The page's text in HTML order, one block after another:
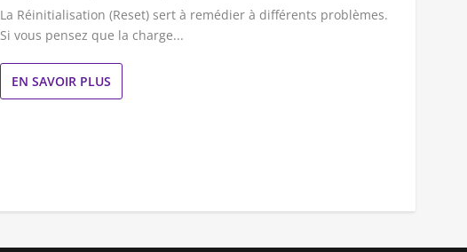
La Réinitialisation (Reset) sert à remédier à différents problèmes.
Si vous pensez que la charge...
EN SAVOIR PLUS